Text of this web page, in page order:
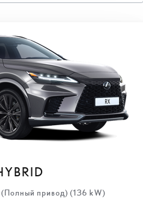
привод) (136 kW)